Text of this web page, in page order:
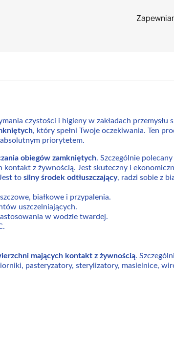
czystości i higieny w zakładach przemysłu
, który spełni Twoje oczekiwania. Ten
priorytetem.
obiegów zamkniętych. Szczególnie
z żywnością. Jest skuteczny i
to silny środek odtłuszczający, radzi sobie z
białkowe i przypalenia.
uszczelniających.
w wodzie twardej.
mających kontakt z żywnością.
pasteryzatory, sterylizatory, masielnice,